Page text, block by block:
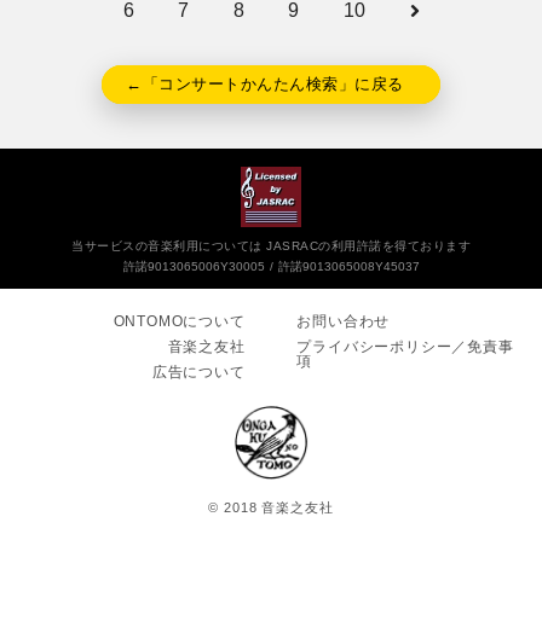
6
7 8 9 10
←「コンサートかんたん検索」に戻る
当サービスの音楽利用については JASRACの利用許諾を得ております
許諾9013065006Y30005
許諾9013065008Y45037
ONTOMOについて
音楽之友社
広告について
お問い合わせ
プライバシーポリシー／免責事
項
© 2018 音楽之友社